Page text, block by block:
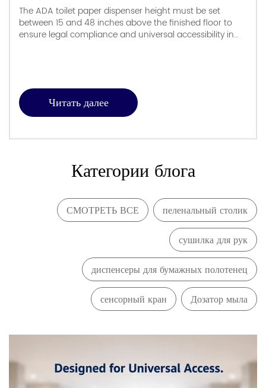
The ADA toilet paper dispenser height must be set
between 15 and 48 inches above the finished floor to
ensure legal compliance and universal accessibility in
Читать далее
Категории блога
СМОТРЕТЬ ВСЕ
пеленальный столик
сушилка для рук
диспенсеры для бумажных полотенец
сенсорный кран
Дозатор мыла